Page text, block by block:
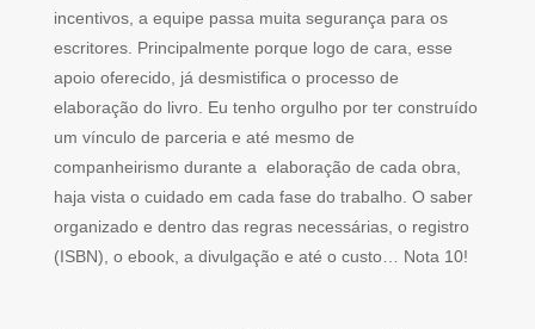
incentivos, a equipe passa muita segurança para os
escritores. Principalmente porque logo de cara, esse
apoio oferecido, já desmistifica o processo de
elaboração do livro. Eu tenho orgulho por ter construído
um vínculo de parceria e até mesmo de
companheirismo durante a elaboração de cada obra,
haja vista o cuidado em cada fase do trabalho. O saber
organizado e dentro das regras necessárias, o registro
(ISBN), o ebook, a divulgação e até o custo… Nota 10!